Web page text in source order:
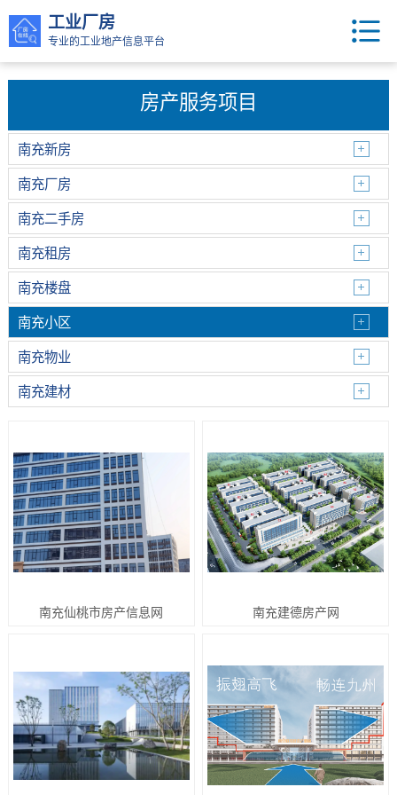
工业厂房
专业的工业地产信息平台
房产服务项目
南充新房
南充厂房
南充二手房
南充租房
南充楼盘
南充小区
南充物业
南充建材
南充仙桃市房产信息网 南充建德房产网